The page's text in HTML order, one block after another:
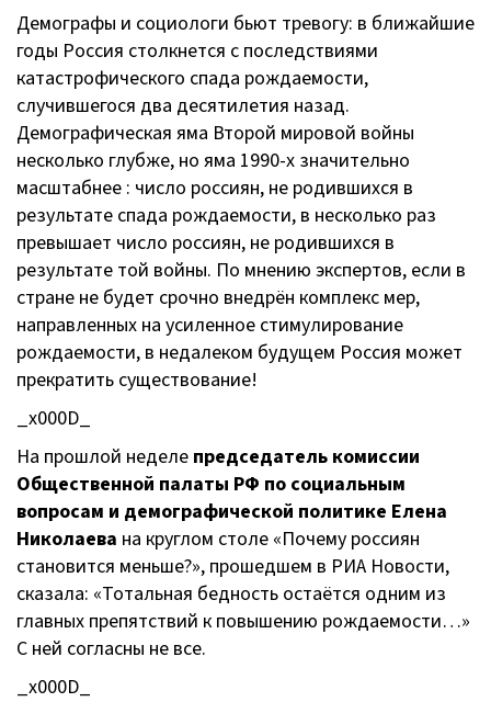
Демографы и социологи бьют тревогу: в ближайшие
годы Россия столкнется с последствиями
катастрофического спада рождаемости,
случившегося два десятилетия назад.
Демографическая яма Второй мировой войны
несколько глубже, но яма 1990-х значительно
масштабнее : число россиян, не родившихся в
результате спада рождаемости, в несколько раз
превышает число россиян, не родившихся в
результате той войны. По мнению экспертов, если в
стране не будет срочно внедрён комплекс мер,
направленных на усиленное стимулирование
рождаемости, в недалеком будущем Россия может
прекратить существование!
_x000D_
На прошлой неделе председатель комиссии
Общественной палаты РФ по социальным
вопросам и демографической политике Елена
Николаева на круглом столе «Почему россиян
становится меньше?», прошедшем в РИА Новости,
сказала: «Тотальная бедность остаётся одним из
главных препятствий к повышению рождаемости…»
С ней согласны не все.
_x000D_